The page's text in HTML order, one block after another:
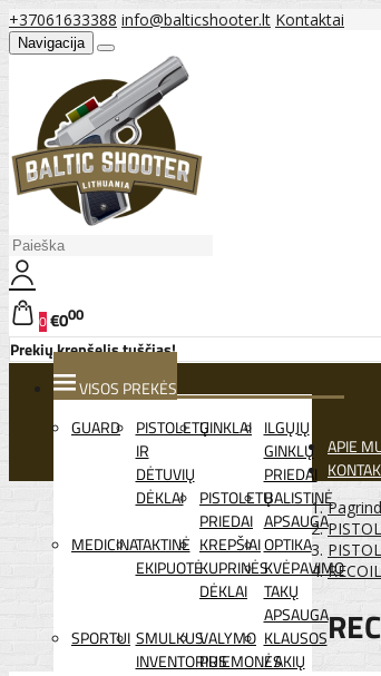
+37061633388 info@balticshooter.lt Kontaktai
Navigacija
0€000
Prekių krepšelis tuščias!
VISOS PREKĖS
GUARD
PISTOLETŲ
IR
DĖTUVIŲ
DĖKLAI
GINKLAI ILGŲJŲ
GINKLŲ
PRIEDAI
PISTOLETŲ
PRIEDAI
BALISTINĖ
APSAUGA
MEDICINATAKTINĖ
EKIPUOTĖ
KREPŠIAI
KUPRINĖS
DĖKLAI
OPTIKA
KVĖPAVIMO
TAKŲ
APSAUGA
SPORTUI SMULKUS
INVENTORIUS
VALYMO
PRIEMONĖS
KLAUSOS
/ AKIŲ
APIE